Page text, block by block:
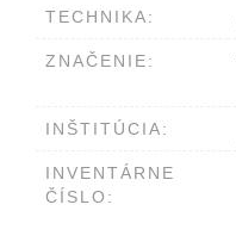
TECHNIKA:
ZNAČENIE:
INŠTITÚCIA:
INVENTÁRNE
ČÍSLO: